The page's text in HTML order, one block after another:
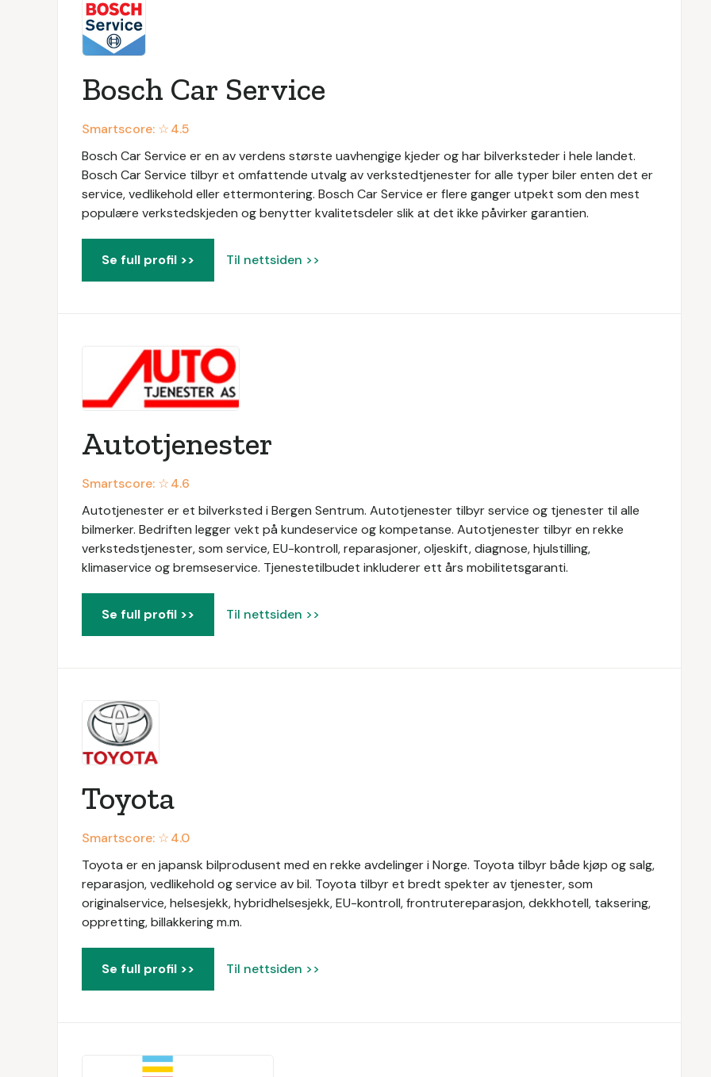
Bosch Car Service
Smartscore: ☆4.5
Bosch Car Service er en av verdens største uavhengige kjeder og har bilverksteder i hele landet.
Bosch Car Service tilbyr et omfattende utvalg av verkstedtjenester for alle typer biler enten det er
service, vedlikehold eller ettermontering. Bosch Car Service er flere ganger utpekt som den mest
populære verkstedskjeden og benytter kvalitetsdeler slik at det ikke påvirker garantien.
Se full profil >> Til nettsiden >>
Autotjenester
Smartscore: ☆4.6
Autotjenester er et bilverksted i Bergen Sentrum. Autotjenester tilbyr service og tjenester til alle
bilmerker. Bedriften legger vekt på kundeservice og kompetanse. Autotjenester tilbyr en rekke
verkstedstjenester, som service, EU-kontroll, reparasjoner, oljeskift, diagnose, hjulstilling,
klimaservice og bremseservice. Tjenestetilbudet inkluderer ett års mobilitetsgaranti.
Se full profil >> Til nettsiden >>
Toyota
Smartscore: ☆4.0
Toyota er en japansk bilprodusent med en rekke avdelinger i Norge. Toyota tilbyr både kjøp og salg,
reparasjon, vedlikehold og service av bil. Toyota tilbyr et bredt spekter av tjenester, som
originalservice, helsesjekk, hybridhelsesjekk, EU-kontroll, frontrutereparasjon, dekkhotell, taksering,
oppretting, billakkering m.m.
Se full profil >> Til nettsiden >>